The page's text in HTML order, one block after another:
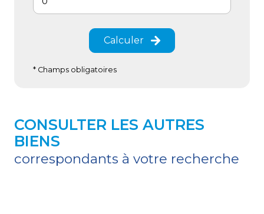
Calculer
* Champs obligatoires
CONSULTER LES AUTRES
BIENS
correspondants à votre recherche